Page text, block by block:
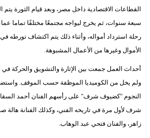
القطاعات الاقتصادية داخل مصر، وبعد قيام الثورة
سبعة سنوات، ثم يخرج ليواجه مجتمعًا مختلفًا تماما عما
رحلة استرداد أمواله، وأثناء ذلك يتم اكتشاف تورطه
الأموال وغيرها من الأعمال المشبوهة.
أحداث العمل جمعت بين الإثارة والتشويق والحركة في
ولم يخل من الكوميديا الموظفة حسب الموقف.
النجوم "كضيوف شرف" على رأسهم الفنان أحمد
شرف لأول مرة في تاريخه الفني، وكذلك الفنانة هالة
زاهر، والفنان فتحي عبد الوهاب.